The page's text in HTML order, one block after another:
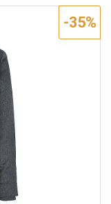
en teddy douillet
revers et cordon
résistant
de boutonnage
côtelés pour un
et arrondi dans le
pression et
: 5000
Matière : 100 %
-35%